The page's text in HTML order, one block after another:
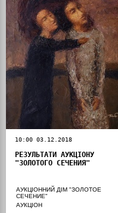
10:00 03.12.2018
РЕЗУЛЬТАТИ АУКЦІОНУ
"ЗОЛОТОГО СЕЧЕНИЯ"
АУКЦІОННИЙ ДІМ "ЗОЛОТОЕ
СЕЧЕНИЕ"
АУКЦІОН